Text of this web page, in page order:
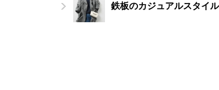
鉄板のカジュアルスタイ